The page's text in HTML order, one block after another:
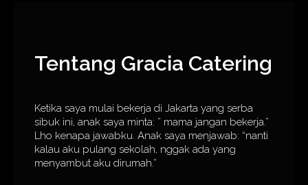
Tentang Gracia Catering
Ketika saya mulai bekerja di Jakarta yang serba
sibuk ini, anak saya minta: ” mama jangan bekerja.”
Lho kenapa jawabku. Anak saya menjawab: “nanti
kalau aku pulang sekolah, nggak ada yang
menyambut aku dirumah.”